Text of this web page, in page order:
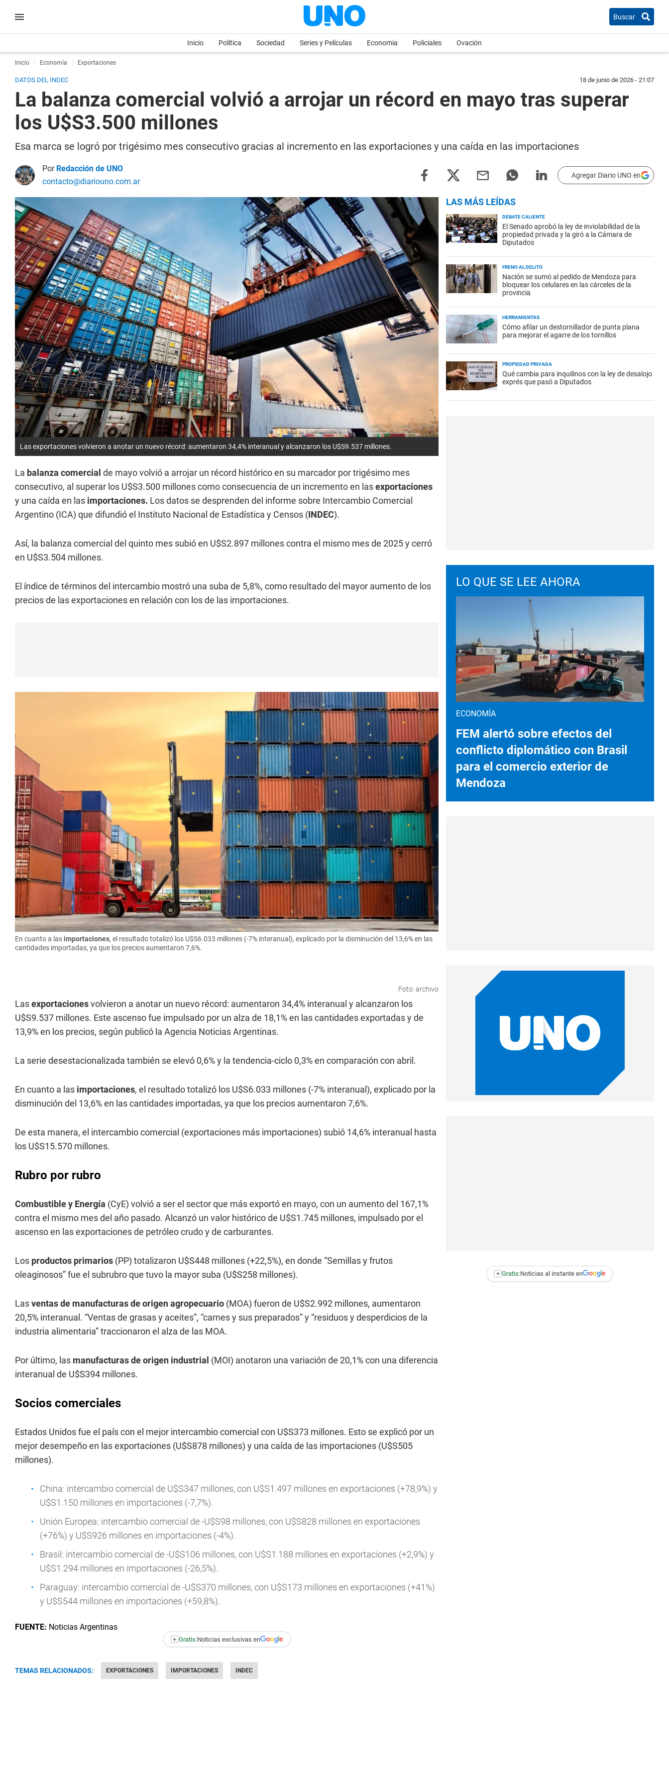
Buscar
Inicio Política Sociedad Series y Películas Economia Policiales Ovación
Inicio Economía Exportaciones
DATOS DEL INDEC 18 de junio de 2026 - 21:07
La balanza comercial volvió a arrojar un récord en mayo tras superar
los U$S3.500 millones
Esa marca se logró por trigésimo mes consecutivo gracias al incremento en las exportaciones y una caída en las importaciones
Por Redacción de UNO
contacto@diariouno.com.ar
Agregar Diario UNO en
Las exportaciones volvieron a anotar un nuevo récord: aumentaron 34,4% interanual y alcanzaron los U$S9.537 millones.
La balanza comercial de mayo volvió a arrojar un récord histórico en su marcador por trigésimo mes
consecutivo, al superar los U$S3.500 millones como consecuencia de un incremento en lasexportaciones
y una caída en las importaciones. Los datos se desprenden del informe sobre Intercambio Comercial
Argentino (ICA) que difundió el Instituto Nacional de Estadística y Censos (INDEC).
Así, la balanza comercial del quinto mes subió en U$S2.897 millones contra el mismo mes de 2025 y cerró
en U$S3.504 millones.
El índice de términos del intercambio mostró una suba de 5,8%, como resultado del mayor aumento de los
precios de las exportaciones en relación con los de las importaciones.
En cuanto a lasimportaciones, el resultado totalizó los U$S6.033 millones (-7% interanual), explicado por la disminución del 13,6% en las
cantidades importadas, ya que los precios aumentaron 7,6%.
Foto: archivo
Lasexportacionesvolvieron a anotar un nuevo récord: aumentaron 34,4% interanual y alcanzaron los
U$S9.537 millones. Este ascenso fue impulsado por un alza de 18,1% en las cantidades exportadas y de
13,9% en los precios, según publicó la Agencia Noticias Argentinas.
La serie desestacionalizada también se elevó 0,6% y la tendencia-ciclo 0,3% en comparación con abril.
En cuanto a las importaciones, el resultado totalizó los U$S6.033 millones (-7% interanual), explicado por la
disminución del 13,6% en las cantidades importadas, ya que los precios aumentaron 7,6%.
De esta manera, el intercambio comercial (exportaciones más importaciones) subió 14,6% interanual hasta
los U$S15.570 millones.
Rubro por rubro
Combustible y Energía (CyE) volvió a ser el sector que más exportó en mayo, con un aumento del 167,1%
contra el mismo mes del año pasado. Alcanzó un valor histórico de U$S1.745 millones, impulsado por el
ascenso en las exportaciones de petróleo crudo y de carburantes.
Los productos primarios (PP) totalizaron U$S448 millones (+22,5%), en donde “Semillas y frutos
oleaginosos” fue el subrubro que tuvo la mayor suba (U$S258 millones).
Lasventas de manufacturas de origen agropecuario (MOA) fueron de U$S2.992 millones, aumentaron
20,5% interanual. “Ventas de grasas y aceites”, “carnes y sus preparados” y “residuos y desperdicios de la
industria alimentaria” traccionaron el alza de las MOA.
Por último, las manufacturas de origen industrial (MOI) anotaron una variación de 20,1% con una diferencia
interanual de U$S394 millones.
Socios comerciales
Estados Unidos fue el país con el mejor intercambio comercial con U$S373 millones. Esto se explicó por un
mejor desempeño en las exportaciones (U$S878 millones) y una caída de las importaciones (U$S505
millones).
China: intercambio comercial de U$S347 millones, con U$S1.497 millones en exportaciones (+78,9%) y
U$S1.150 millones en importaciones (-7,7%).
Unión Europea: intercambio comercial de -U$S98 millones, con U$S828 millones en exportaciones
(+76%) y U$S926 millones en importaciones (-4%).
Brasil: intercambio comercial de -U$S106 millones, con U$S1.188 millones en exportaciones (+2,9%) y
U$S1.294 millones en importaciones (-26,5%).
Paraguay: intercambio comercial de -U$S370 millones, con U$S173 millones en exportaciones (+41%)
y U$S544 millones en importaciones (+59,8%).
FUENTE: Noticias Argentinas
+ Gratis:Noticias exclusivas en
TEMAS RELACIONADOS: EXPORTACIONES IMPORTACIONES INDEC
LAS MÁS LEÍDAS
DEBATE CALIENTE
El Senado aprobó la ley de inviolabilidad de la
propiedad privada y la giró a la Cámara de
Diputados
FRENO AL DELITO
Nación se sumó al pedido de Mendoza para
bloquear los celulares en las cárceles de la
provincia
HERRAMIENTAS
Cómo afilar un destornillador de punta plana
para mejorar el agarre de los tornillos
PROPIEDAD PRIVADA
Qué cambia para inquilinos con la ley de desalojo
exprés que pasó a Diputados
LO QUE SE LEE AHORA
ECONOMÍA
FEM alertó sobre efectos del
conflicto diplomático con Brasil
para el comercio exterior de
Mendoza
+ Gratis:Noticias al instante en